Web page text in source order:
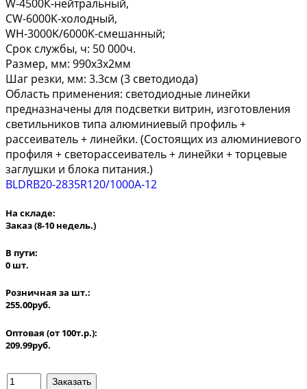
W-4500К-нейтральный,
CW-6000K-холодный,
WH-3000K/6000K-смешанный;
Срок службы, ч: 50 000ч.
Размер, мм: 990х3х2мм
Шаг резки, мм: 3.3см (3 светодиода)
Область применения: светодиодные линейки
предназначены для подсветки витрин, изготовления
светильников типа алюминиевый профиль +
рассеиватель + линейки. (Состоящих из алюминиевого
профиля + светорассеиватель + линейки + торцевые
заглушки и блока питания.)
BLDRB20-2835R120/1000A-12
На складе:
Заказ(8-10 недель.)
В пути:
0 шт.
Розничная за шт.:
255.00руб.
Оптовая (от 100т.р.):
209.99руб.